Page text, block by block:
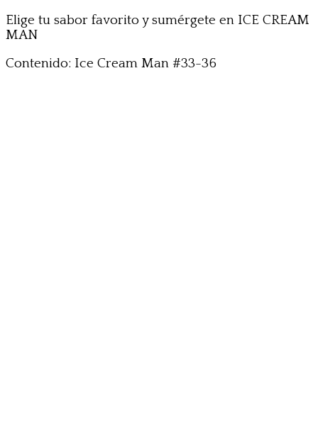
Elige tu sabor favorito y sumérgete en ICE CREAM
MAN
Contenido: Ice Cream Man #33-36